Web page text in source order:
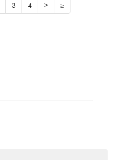
3 4 > ≥